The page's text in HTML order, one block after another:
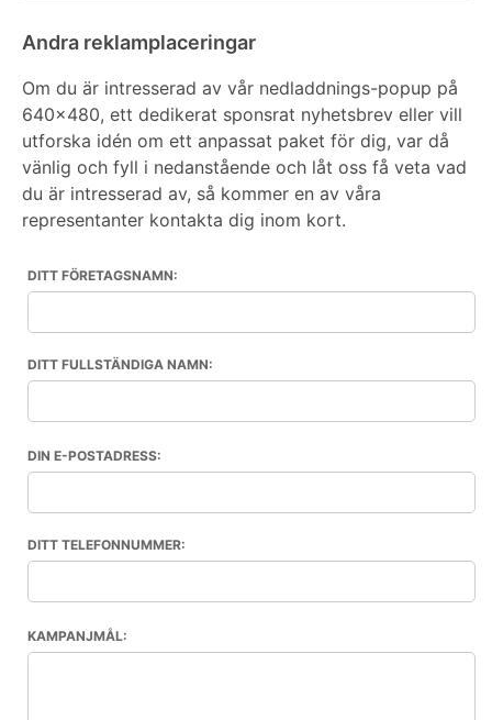
Andra reklamplaceringar
Om du är intresserad av vår nedladdnings-popup på
640x480, ett dedikerat sponsrat nyhetsbrev eller vill
utforska idén om ett anpassat paket för dig, var då
vänlig och fyll i nedanstående och låt oss få veta vad
du är intresserad av, så kommer en av våra
representanter kontakta dig inom kort.
DITT FÖRETAGSNAMN:
DITT FULLSTÄNDIGA NAMN:
DIN E-POSTADRESS:
DITT TELEFONNUMMER:
KAMPANJMÅL: